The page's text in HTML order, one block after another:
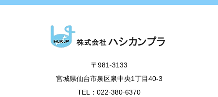
〒981-3133
宮城県仙台市泉区泉中央1丁目40-3
TEL：022-380-6370